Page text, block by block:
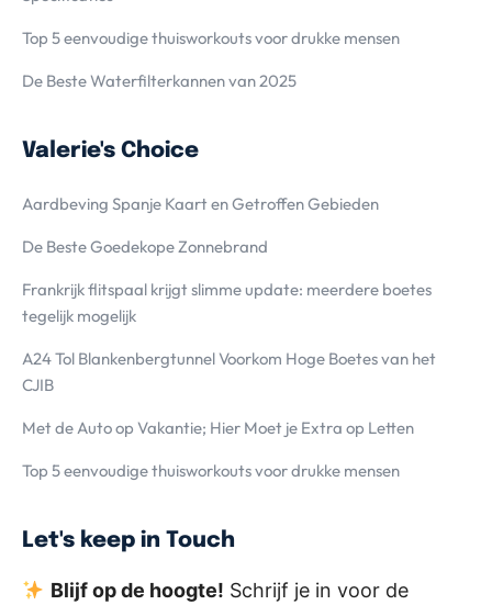
Top 5 eenvoudige thuisworkouts voor drukke mensen
De Beste Waterfilterkannen van 2025
Valerie's Choice
Aardbeving Spanje Kaart en Getroffen Gebieden
De Beste Goedekope Zonnebrand
Frankrijk flitspaal krijgt slimme update: meerdere boetes
tegelijk mogelijk
A24 Tol Blankenbergtunnel Voorkom Hoge Boetes van het
CJIB
Met de Auto op Vakantie; Hier Moet je Extra op Letten
Top 5 eenvoudige thuisworkouts voor drukke mensen
Let's keep in Touch
Blijf op de hoogte! Schrijf je in voor de